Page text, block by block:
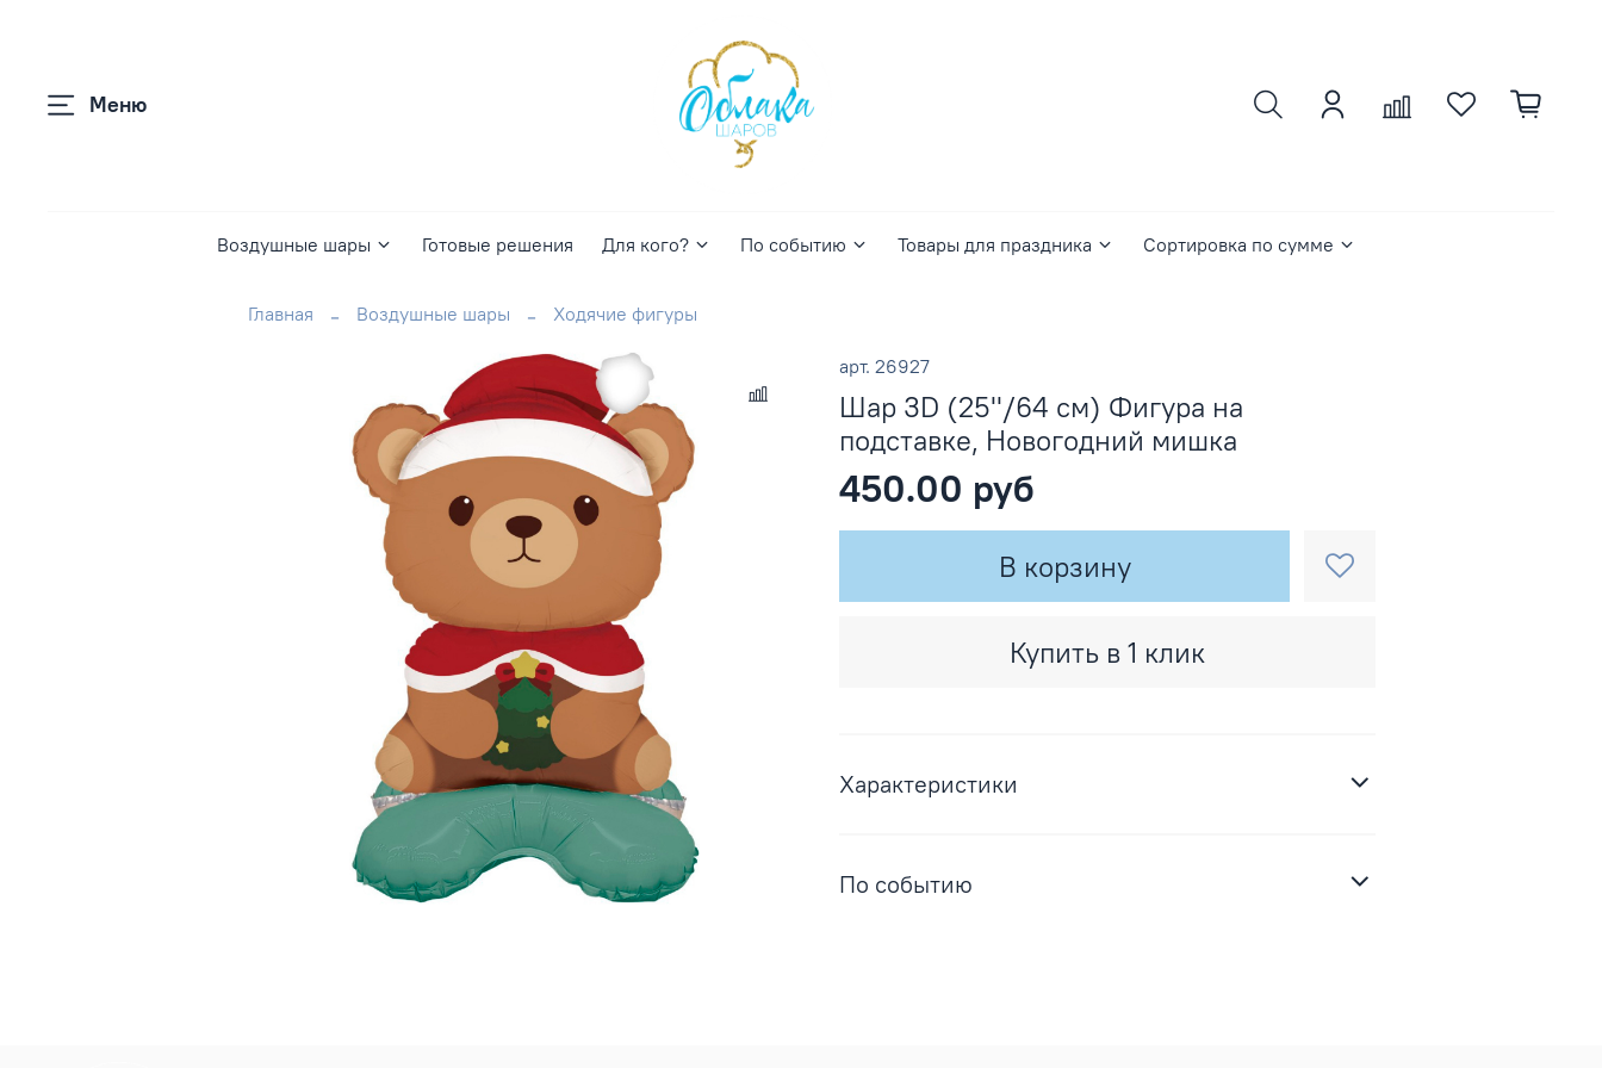
Меню
Воздушные шары Готовые решения Для кого? По событию Товары для праздника Сортировка по сумме
Главная Воздушные шары Ходячие фигуры
арт. 26927
Шар 3D (25''/64 см) Фигура на
подставке, Новогодний мишка
450.00 руб
В корзину
Купить в 1 клик
Характеристики
По событию